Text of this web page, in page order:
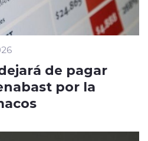
de pagar
por la